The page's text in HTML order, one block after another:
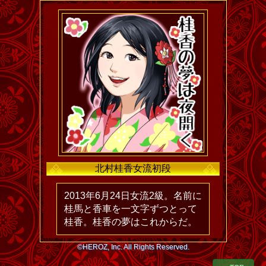
北村桂香女流初段
2013年6月24日女流2級。名前に
桂馬と香車を一文字ずつとって
桂香。桂香の夢はこれからだ。
©HEROZ, Inc. All Rights Reserved.